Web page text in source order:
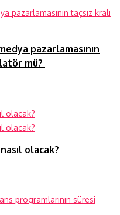
pazarlamasının
mü?
olacak?